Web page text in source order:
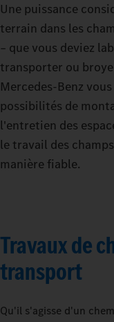
Une puissance
terrain dans les
– que vous deviez
transporter ou
Mercedes‑Benz
possibilités de
l'entretien des
le travail des
manière fiable.
Travaux de
transport
Qu'il s'agisse d'un